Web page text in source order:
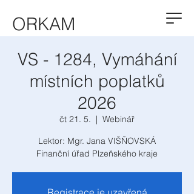
ORKAM
VS - 1284, Vymáhání
místních poplatků
2026
čt 21. 5.
  |
Webinář
Lektor: Mgr. Jana VIŠŇOVSKÁ
Finanční úřad Plzeňského kraje